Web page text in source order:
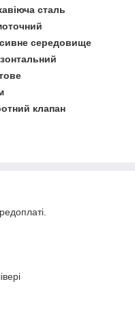
сталь
середовище
клапан